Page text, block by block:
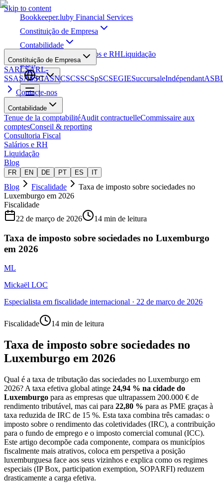
Skip to content
Bookkeeper.luby Financial Services
Constituição de Empresa
Contabilidade
Salários e RHLiquidação
Blog
PT
Constituição de Empresa
SARLSARL-
SSASASSCASNCSCSSCSpSCSEGIESuccursaleIndépendant
Contacte-nos
Contabilidade
Tenue de la comptabilitéAudit contractuelleCommissaire aux
comptesConseil & reporting
Consultoria Fiscal
Salários e RH
Liquidação
Blog
FR EN DE PT ES IT
Blog Fiscalidade
Taxa de imposto sobre sociedades no
Luxemburgo em 2026
Fiscalidade
22 de março de 2026
14 min de leitura
Taxa de imposto sobre sociedades no Luxemburgo
em 2026
ML
Mickaël LOC
Especialista em fiscalidade internacional · 22 de março de 2026
Fiscalidade 14 min de leitura
Taxa de imposto sobre sociedades no
Luxemburgo em 2026
Qual é a taxa de tributação das sociedades no Luxemburgo em
2026? A taxa efetiva global atinge 24,94 % na cidade do
Luxemburgo para as empresas que ultrapassem 200.000 € de
rendimento tributável, mas cai para 22,80 % para as PME graças à
taxa reduzida de IRC de 15 %. Esta taxa combina três camadas: o
imposto sobre o rendimento das coletividades (IRC), a contribuição
para o fundo de emprego e o imposto comercial comunal (ICC).
Este artigo decompõe cada componente, compara os municípios
fiscalmente mais atrativos, coloca em perspetiva a posição
luxemburguesa face aos seus vizinhos e explica como os regimes
especiais (IP Box, participation exemption, SOPARFI) reduzem
drasticamente a carga efetiva.